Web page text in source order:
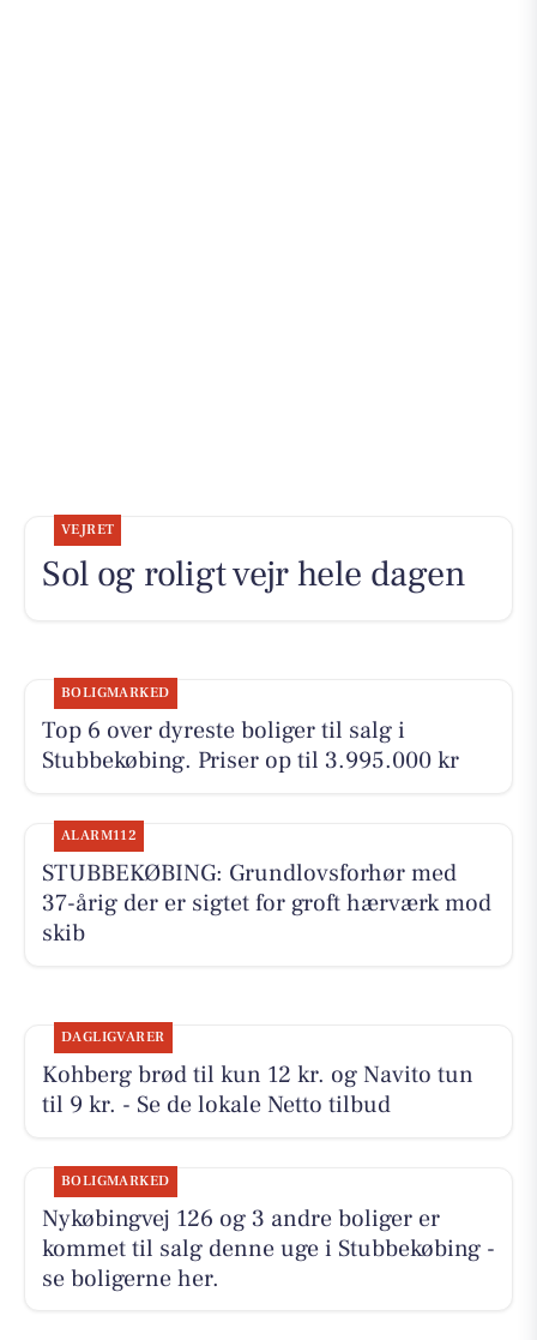
VEJRET
Sol og roligt vejr hele dagen
BOLIGMARKED
Top 6 over dyreste boliger til salg i
Stubbekøbing. Priser op til 3.995.000 kr
ALARM112
STUBBEKØBING: Grundlovsforhør med
37-årig der er sigtet for groft hærværk mod
skib
DAGLIGVARER
Kohberg brød til kun 12 kr. og Navito tun
til 9 kr. - Se de lokale Netto tilbud
BOLIGMARKED
Nykøbingvej 126 og 3 andre boliger er
kommet til salg denne uge i Stubbekøbing -
se boligerne her.